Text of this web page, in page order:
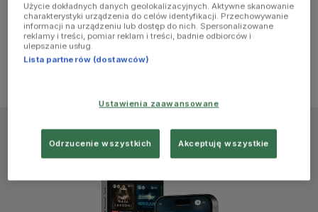
more
information)
Użycie dokładnych danych geolokalizacyjnych. Aktywne skanowanie
charakterystyki urządzenia do celów identyfikacji. Przechowywanie
informacji na urządzeniu lub dostęp do nich. Spersonalizowane
reklamy i treści, pomiar reklam i treści, badnie odbiorców i
ulepszanie usług.
Lista partnerów (dostawców)
Ustawienia zaawansowane
Odrzucenie wszystkich Akceptuję wszystkie